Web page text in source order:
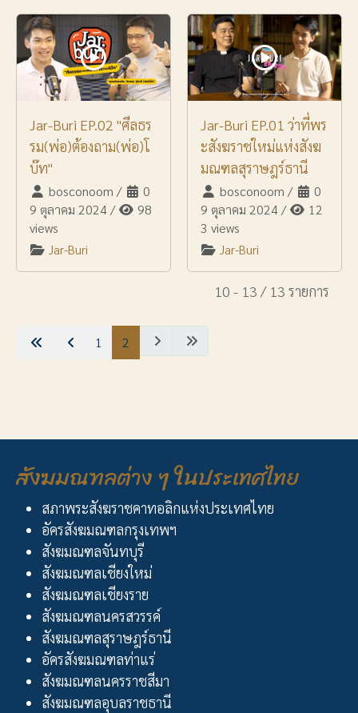
Jar-Buri EP.02 "ศีลธร
รม(พ่อ)ต้องถาม(พ่อ)โ
บ๊ท"
bosconoom /
0
9 ตุลาคม 2024/
98
views
Jar-Buri
Jar-Buri EP.01 ว่าที่พร
ะสังฆราชใหม่แห่งสังฆ
มณฑลสุราษฎร์ธานี
bosconoom /
0
9 ตุลาคม 2024/
12
3 views
Jar-Buri
10 - 13 / 13 รายการ
1 2
สังฆมณฑลต่าง ๆ ในประเทศไทย
สภาพระสังฆราชคาทอลิกแห่งประเทศไทย
อัครสังฆมณฑลกรุงเทพฯ
สังฆมณฑลจันทบุรี
สังฆมณฑลเชียงใหม่
สังฆมณฑลเชียงราย
สังฆมณฑลนครสวรรค์
สังฆมณฑลสุราษฎร์ธานี
อัครสังฆมณฑลท่าแร่
สังฆมณฑลนครราชสีมา
สังฆมณฑลอุบลราชธานี